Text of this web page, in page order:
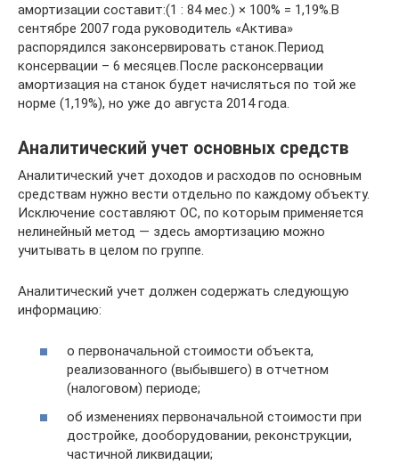
амортизации составит:(1 : 84 мес.) × 100% = 1,19%.В
сентябре 2007 года руководитель «Актива»
распорядился законсервировать станок.Период
консервации – 6 месяцев.После расконсервации
амортизация на станок будет начисляться по той же
норме (1,19%), но уже до августа 2014 года.
Аналитический учет основных средств
Аналитический учет доходов и расходов по основным
средствам нужно вести отдельно по каждому объекту.
Исключение составляют ОС, по которым применяется
нелинейный метод — здесь амортизацию можно
учитывать в целом по группе.
Аналитический учет должен содержать следующую
информацию:
о первоначальной стоимости объекта,
реализованного (выбывшего) в отчетном
(налоговом) периоде;
об изменениях первоначальной стоимости при
достройке, дооборудовании, реконструкции,
частичной ликвидации;